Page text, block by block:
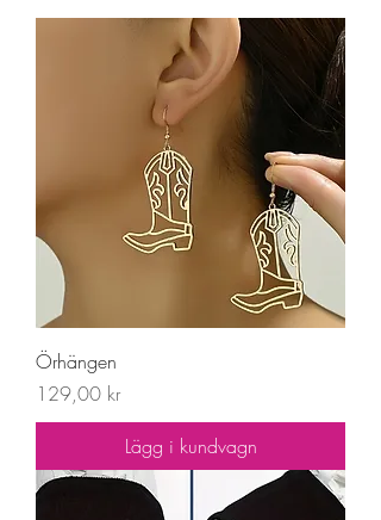
Örhängen
Pris
129,00 kr
Lägg i kundvagn